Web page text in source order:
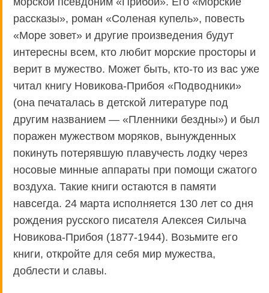
рассказы», роман «Соленая купель», повесть
«Море зовет» и другие произведения будут
интересны всем, кто любит морские просторы и
верит в мужество. Может быть, кто-то из вас уже
читал книгу Новикова-Прибоя «Подводники»
(она печаталась в детской литературе под
другим названием — «Пленники бездны») и был
поражен мужеством моряков, вынужденных
покинуть потерявшую плавучесть лодку через
носовые минные аппараты при помощи сжатого
воздуха. Такие книги остаются в памяти
навсегда. 24 марта исполняется 130 лет со дня
рождения русского писателя Алексея Силыча
Новикова-Прибоя (1877-1944). Возьмите его
книги, откройте для себя мир мужества,
доблести и славы.